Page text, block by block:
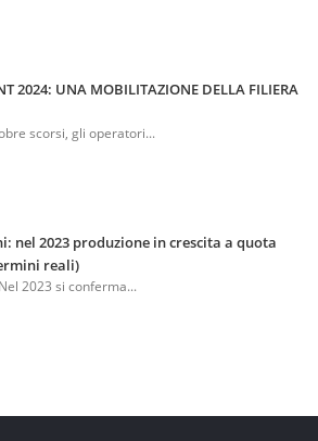
2024: UNA MOBILITAZIONE DELLA FILIERA
scorsi, gli operatori...
nel 2023 produzione in crescita a quota
reali)
2023 si conferma...